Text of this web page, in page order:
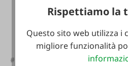
#133309
Rispettiamo la
Questo sito web utilizza i
migliore funzionalità